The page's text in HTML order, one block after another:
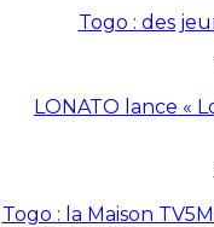
Togo : des
LONATO lance «
Togo : la Maison